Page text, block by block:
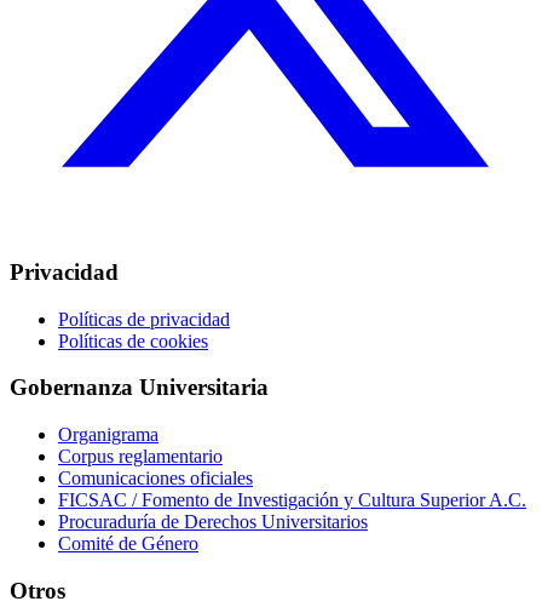
Privacidad
Políticas de privacidad
Políticas de cookies
Gobernanza Universitaria
Organigrama
Corpus reglamentario
Comunicaciones oficiales
FICSAC / Fomento de Investigación y Cultura Superior A.C.
Procuraduría de Derechos Universitarios
Comité de Género
Otros